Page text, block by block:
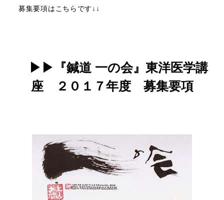
募集要項はこちらです↓↓
▶▶ 『鍼道 一の会』東洋医学講
座 ２０１７年度 募集要項